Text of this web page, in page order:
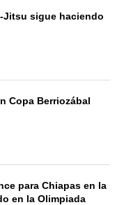
Jitsu sigue haciendo
Copa Berriozábal
para Chiapas en la
en la Olimpiada